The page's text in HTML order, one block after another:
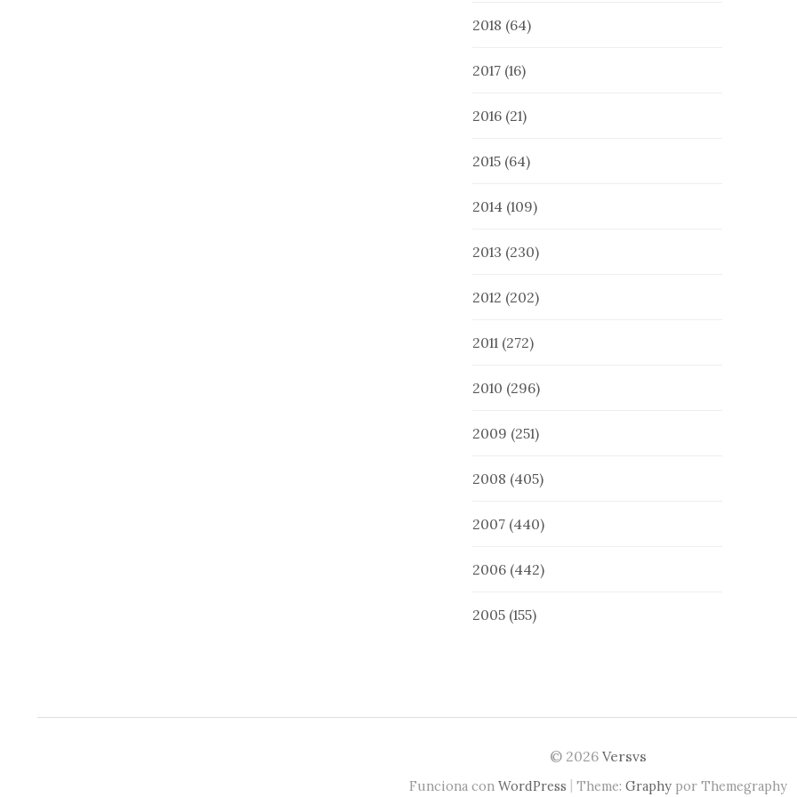
2018 (64)
2017 (16)
2016 (21)
2015 (64)
2014 (109)
2013 (230)
2012 (202)
2011 (272)
2010 (296)
2009 (251)
2008 (405)
2007 (440)
2006 (442)
2005 (155)
© 2026 Versvs
Funciona con WordPress | Theme: Graphypor Themegraphy